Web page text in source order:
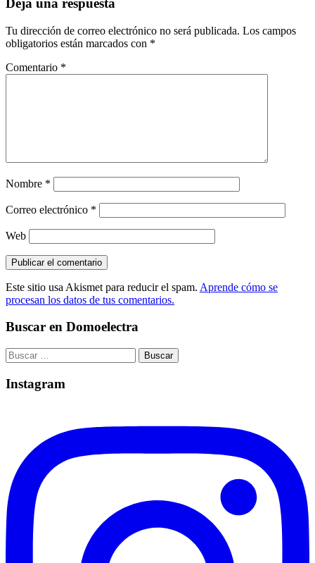
Deja una respuesta
Tu dirección de correo electrónico no será publicada. Los campos
obligatorios están marcados con *
Comentario *
Nombre *
Correo electrónico *
Web
Este sitio usa Akismet para reducir el spam. Aprende cómo se
procesan los datos de tus comentarios.
Buscar en Domoelectra
Buscar:
Instagram